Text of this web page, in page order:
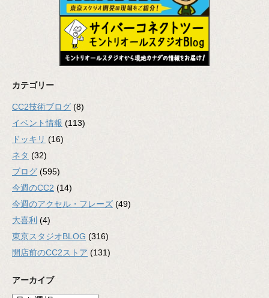
カテゴリー
CC2技術ブログ (8)
イベント情報 (113)
ドッキリ (16)
ネタ (32)
ブログ (595)
今週のCC2 (14)
今週のアクセル・フレーズ (49)
大喜利 (4)
東京スタジオBLOG (316)
開店前のCC2ストア (131)
アーカイブ